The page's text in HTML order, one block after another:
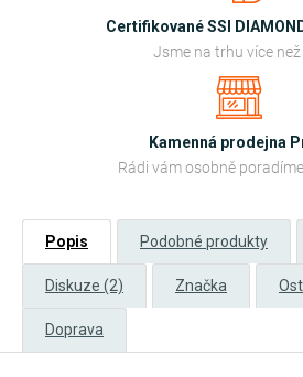
Certifikované SSI
Jsme na trhu více než
Kamenná prodejna
Rádi vám osobně
Popis Podobné produkty
Diskuze (2) Značka
Doprava